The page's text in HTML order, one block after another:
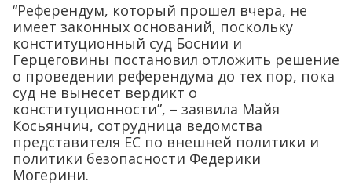
“Референдум, который прошел вчера, не
имеет законных оснований, поскольку
конституционный суд Боснии и
Герцеговины постановил отложить решение
о проведении референдума до тех пор, пока
суд не вынесет вердикт о
конституционности”, – заявила Майя
Косьянчич, сотрудница ведомства
представителя ЕС по внешней политики и
политики безопасности Федерики
Могерини.